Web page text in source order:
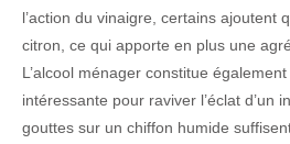
l’action du vinaigre, certains ajoutent
citron, ce qui apporte en plus une
L’alcool ménager constitue
intéressante pour raviver l’éclat d’un
gouttes sur un chiffon humide